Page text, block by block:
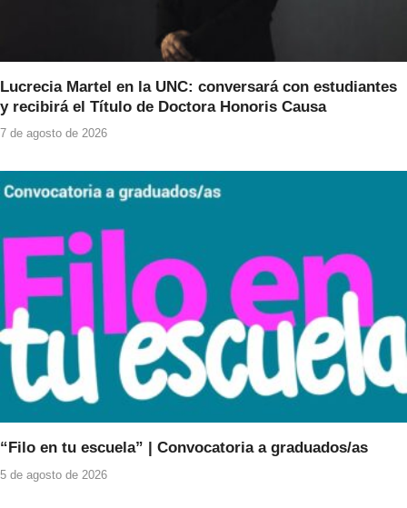
Lucrecia Martel en la UNC: conversará con estudiantes
y recibirá el Título de Doctora Honoris Causa
7 de agosto de 2026
“Filo en tu escuela” | Convocatoria a graduados/as
5 de agosto de 2026